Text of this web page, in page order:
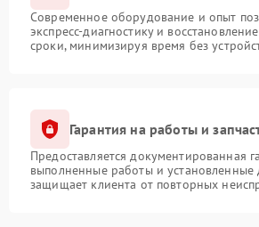
Современное оборудование и опыт
экспресс-диагностику и
сроки, минимизируя время без
Гарантия на работы и
Предоставляется документированная
выполненные работы и установленные
защищает клиента от повторных